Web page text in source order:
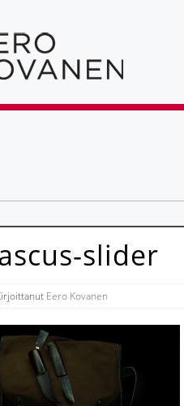
slider
Eero Kovanen